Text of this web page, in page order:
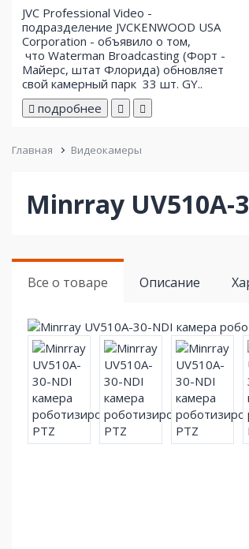
JVC Professional Video -
подразделение JVCKENWOOD USA
Corporation - объявило о том,
что Waterman Broadcasting (Форт -
Майерс, штат Флорида) обновляет
свой ​​камерный парк 33 шт. GY..
подробнее
Главная Видеокамеры
Minrray UV510A-
Все о товаре Описание